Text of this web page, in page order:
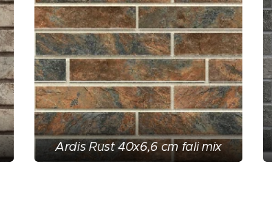
Ardis Rust 40x6,6 cm fali mix